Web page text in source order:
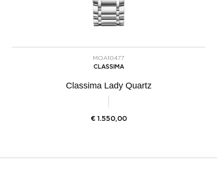
MOA10477
CLASSIMA
Classima Lady Quartz
€ 1.550,00